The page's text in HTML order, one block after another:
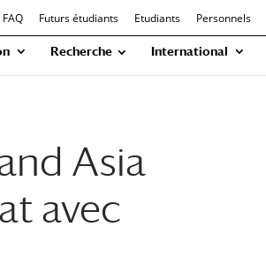
FAQ Futurs étudiants Etudiants Personnels
Recherche International
Asia
avec